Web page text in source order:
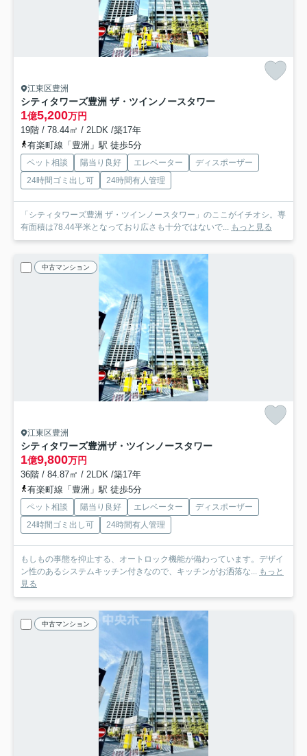
江東区豊洲
シティタワーズ豊洲 ザ・ツインノースタワー
1億5,200万円
19階 / 78.44㎡ / 2LDK /築17年
有楽町線「豊洲」駅 徒歩5分
ペット相談 陽当り良好 エレベーター
ディスポーザー
24時間ゴミ出し可
24時間有人管理
「シティタワーズ豊洲 ザ・ツインノースタワー」のここがイチオシ。専
有面積は78.44平米となっており広さも十分ではないで... もっと見る
中古マンション
江東区豊洲
シティタワーズ豊洲ザ・ツインノースタワー
1億9,800万円
36階 / 84.87㎡ / 2LDK /築17年
有楽町線「豊洲」駅 徒歩5分
ペット相談 陽当り良好 エレベーター
ディスポーザー
24時間ゴミ出し可
24時間有人管理
もしもの事態を抑止する、オートロック機能が備わっています。デザイ
ン性のあるシステムキッチン付きなので、キッチンがお洒落な... もっと
見る
中古マンション